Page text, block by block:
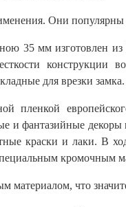
Они
35 мм
для врезки замка.
пленкой
и фантазийные
краски и лаки. В
кромочным
что